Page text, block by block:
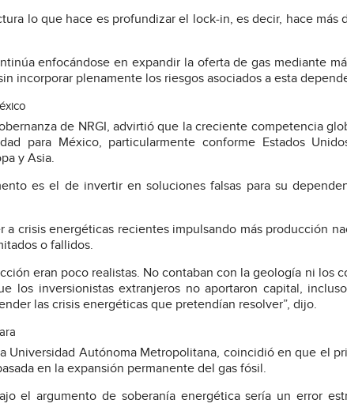
lo que hace es profundizar el lock-in, es decir, hace más
enfocándose en expandir la oferta de gas mediante
incorporar plenamente los riesgos asociados a esta
de NRGI, advirtió que la creciente competencia
para México, particularmente conforme Estados
y Asia.
es el de invertir en soluciones falsas para su
crisis energéticas recientes impulsando más producción
o fallidos.
eran poco realistas. No contaban con la geología ni los
los inversionistas extranjeros no aportaron capital,
las crisis energéticas que pretendían resolver”, dijo.
Universidad Autónoma Metropolitana, coincidió en que el
en la expansión permanente del gas fósil.
el argumento de soberanía energética sería un error